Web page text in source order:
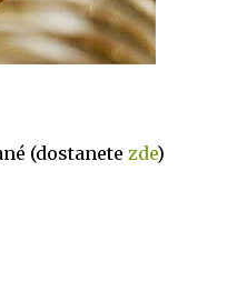
(dostanete zde)